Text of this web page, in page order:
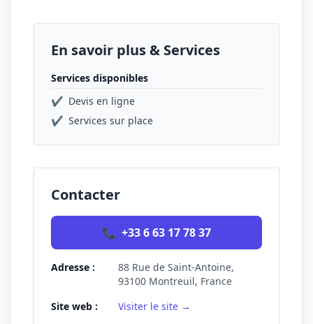
En savoir plus & Services
Services disponibles
✔ Devis en ligne
✔ Services sur place
Contacter
📞 +33 6 63 17 78 37
Adresse :
88 Rue de Saint-Antoine,
93100 Montreuil, France
Site web :
Visiter le site →